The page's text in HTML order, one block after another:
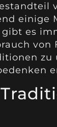
einige
es
von
zu